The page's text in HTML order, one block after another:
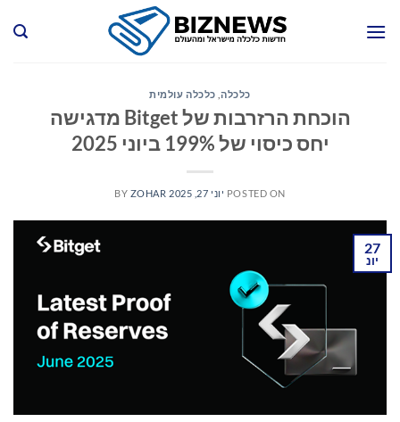
כלכלה, כלכלה עולמית
הוכחת הרזרבות של Bitget מדגישה
יחס כיסוי של 199% ביוני 2025
POSTED ON יוני 27, 2025 BY ZOHAR
27
יונ